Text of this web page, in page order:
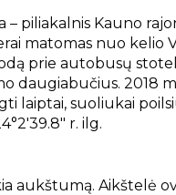
– piliakalnis Kauno
matomas nuo kelio
prie autobusų
daugiabučius. 2018
laiptai, suoliukai
r. ilg.
aukštumą. Aikštelė